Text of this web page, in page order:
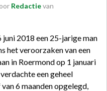
Redactievan
2018 een 25-jarige man
het veroorzaken van een
in Roermond op 1 januari
een geheel
6 maanden opgelegd,